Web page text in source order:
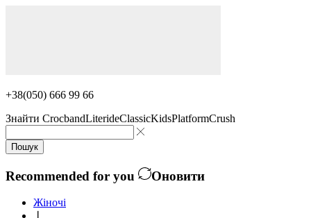
+38(050) 666 99 66
Знайти CrocbandLiterideClassicKidsPlatformCrush
Пошук
Recommended for you Оновити
Жіночі